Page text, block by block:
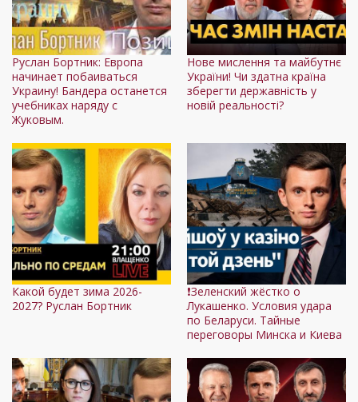
Руслан Бортник: Европа
начинает побаиваться
Украину! Бандера останется
учебниках наряду с
Жуковым.
Нове мислення та майбутнє
України! Чи здатна країна
зберегти державність у
новій реальності?
Какой будет зима 2026-
2027? Руслан Бортник
❗️Зеленский жёстко о
Лукашенко. Условия удара
по Беларуси. Тайные
переговоры Минска и Киева